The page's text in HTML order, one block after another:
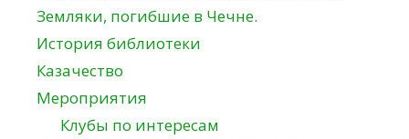
Земляки, погибшие в Чечне.
История библиотеки
Казачество
Мероприятия
Клубы по интересам